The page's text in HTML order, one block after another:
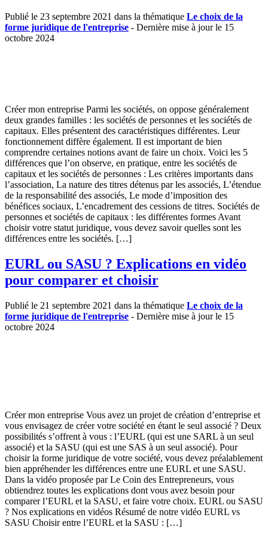
Publié le 23 septembre 2021 dans la thématique Le choix de la
forme juridique de l'entreprise - Dernière mise à jour le 15
octobre 2024
Créer mon entreprise Parmi les sociétés, on oppose généralement
deux grandes familles : les sociétés de personnes et les sociétés de
capitaux. Elles présentent des caractéristiques différentes. Leur
fonctionnement diffère également. Il est important de bien
comprendre certaines notions avant de faire un choix. Voici les 5
différences que l’on observe, en pratique, entre les sociétés de
capitaux et les sociétés de personnes : Les critères importants dans
l’association, La nature des titres détenus par les associés, L’étendue
de la responsabilité des associés, Le mode d’imposition des
bénéfices sociaux, L’encadrement des cessions de titres. Sociétés de
personnes et sociétés de capitaux : les différentes formes Avant
choisir votre statut juridique, vous devez savoir quelles sont les
différences entre les sociétés. […]
EURL ou SASU ? Explications en vidéo
pour comparer et choisir
Publié le 21 septembre 2021 dans la thématique Le choix de la
forme juridique de l'entreprise - Dernière mise à jour le 15
octobre 2024
Créer mon entreprise Vous avez un projet de création d’entreprise et
vous envisagez de créer votre société en étant le seul associé ? Deux
possibilités s’offrent à vous : l’EURL (qui est une SARL à un seul
associé) et la SASU (qui est une SAS à un seul associé). Pour
choisir la forme juridique de votre société, vous devez préalablement
bien appréhender les différences entre une EURL et une SASU.
Dans la vidéo proposée par Le Coin des Entrepreneurs, vous
obtiendrez toutes les explications dont vous avez besoin pour
comparer l’EURL et la SASU, et faire votre choix. EURL ou SASU
? Nos explications en vidéos Résumé de notre vidéo EURL vs
SASU Choisir entre l’EURL et la SASU : […]